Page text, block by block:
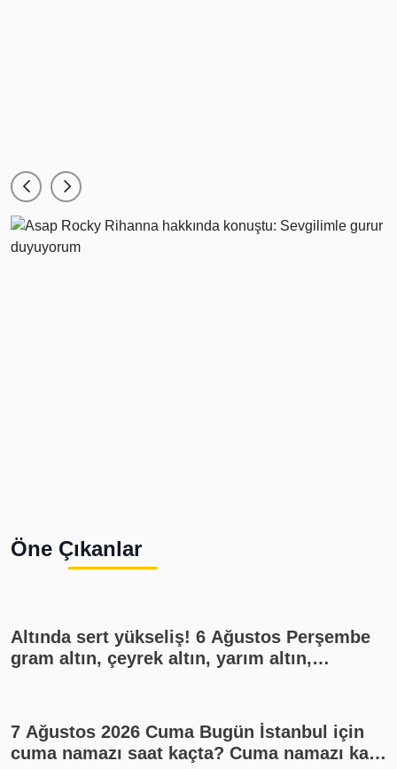
Öne Çıkanlar
Altında sert yükseliş! 6 Ağustos Perşembe
gram altın, çeyrek altın, yarım altın,
7 Ağustos 2026 Cuma Bugün İstanbul için
cuma namazı saat kaçta? Cuma namazı kaç